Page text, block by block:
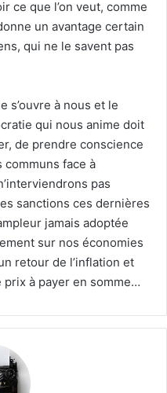
ce que l’on veut, comme
un avantage certain
qui ne le savent pas
s’ouvre à nous et le
qui nous anime doit
de prendre conscience
face à
pas
sanctions ces dernières
jamais adoptée
sur nos économies
retour de l’inflation et
prix à payer en somme…